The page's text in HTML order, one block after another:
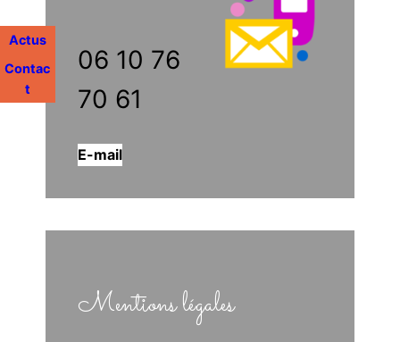
Actus
Contac
t
06 10 76
70 61
E-mail
Mentions légales